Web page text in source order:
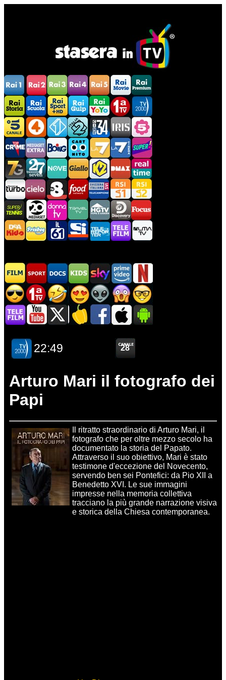
Arturo Mari il fotografo dei
Papi
Il ritratto straordinario di Arturo Mari, il
fotografo che per oltre mezzo secolo ha
documentato la storia del Papato.
Attraverso il suo obiettivo, Mari è stato
testimone d'eccezione del Novecento,
servendo ben sei Pontefici: da Pio XII a
Benedetto XVI. Le sue immagini
impresse nella memoria collettiva
tracciano la più grande narrazione visiva
e storica della Chiesa contemporanea.